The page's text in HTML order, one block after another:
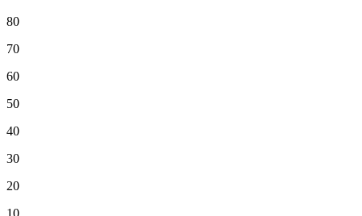
80
70
60
50
40
30
20
10